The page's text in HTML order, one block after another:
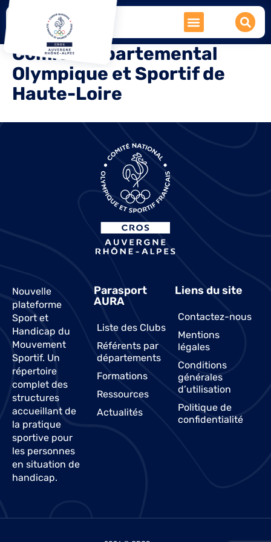
Comité Départemental
Olympique et Sportif de
Haute-Loire
Nouvelle
plateforme
Sport et
Handicap du
Mouvement
Sportif. Un
répertoire
complet des
structures
accueillant de
la pratique
sportive pour
les personnes
en situation de
handicap.
Parasport
AURA
Liste des Clubs
Référents par
départements
Formations
Ressources
Actualités
Liens du site
Contactez-nous
Mentions
légales
Conditions
générales
d’utilisation
Politique de
confidentialité